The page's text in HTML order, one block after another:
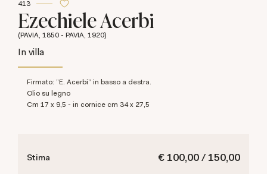
413
Ezechiele Acerbi
(PAVIA, 1850 - PAVIA, 1920)
In villa
Firmato: "E. Acerbi" in basso a destra.
olio su legno
cm 17 x 9,5 - in cornice cm 34 x 27,5
€ 100,00 / 150,00
Stima